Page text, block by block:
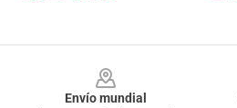
Envío mundial